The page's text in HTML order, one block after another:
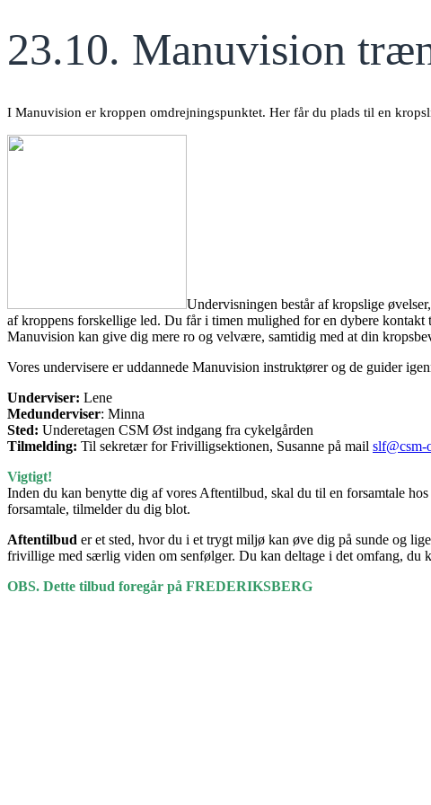
23.10. Manuvision
I Manuvision er kroppen omdrejningspunktet. Her får du plads til en
Undervisningen består af kropslige
af kroppens forskellige led. Du får i timen mulighed for en dybere kontakt
Manuvision kan give dig mere ro og velvære, samtidig med at din
Vores undervisere er uddannede Manuvision instruktører og de guider
Underviser: Lene
Medunderviser: Minna
Sted: Underetagen CSM Øst indgang fra cykelgården
Tilmelding: Til sekretær for Frivilligsektionen, Susanne på mail slf@csm-
Vigtigt!
Inden du kan benytte dig af vores Aftentilbud, skal du til en forsamtale
forsamtale, tilmelder du dig blot.
Aftentilbud er et sted, hvor du i et trygt miljø kan øve dig på sunde og
frivillige med særlig viden om senfølger. Du kan deltage i det omfang,
OBS. Dette tilbud foregår på FREDERIKSBERG